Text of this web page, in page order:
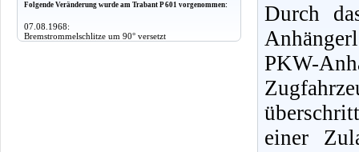
Folgende Veränderung wurde am Trabant P 601 vorgenommen:
07.08.1968:
Bremstrommelschlitze um 90° versetzt
Durch
PKW-
einer